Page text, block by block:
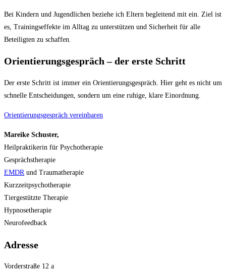
Bei Kindern und Jugendlichen beziehe ich Eltern begleitend mit ein. Ziel ist
es, Trainingseffekte im Alltag zu unterstützen und Sicherheit für alle
Beteiligten zu schaffen.
Orientierungsgespräch – der erste Schritt
Der erste Schritt ist immer ein Orientierungsgespräch. Hier geht es nicht um
schnelle Entscheidungen, sondern um eine ruhige, klare Einordnung.
Orientierungsgespräch vereinbaren
Mareike Schuster,
Heilpraktikerin für Psychotherapie
Gesprächstherapie
EMDRund Traumatherapie
Kurzzeitpsychotherapie
Tiergestützte Therapie
Hypnosetherapie
Neurofeedback
Adresse
Vorderstraße 12 a